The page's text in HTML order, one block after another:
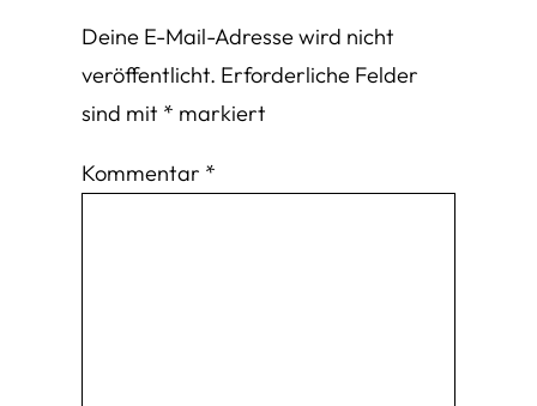
Deine E-Mail-Adresse wird nicht
veröffentlicht. Erforderliche Felder
sind mit * markiert
Kommentar *